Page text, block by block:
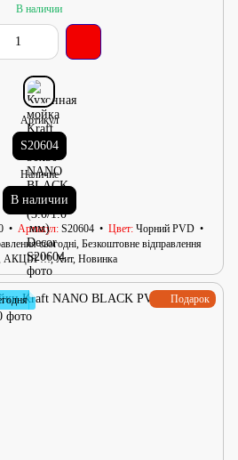
В наличии
Артикул
S20604
Наличие
В наличии
Артикул S20604 Цвет Чорний PVD
сьогодні, Безкоштовне відправлення
АКЦІЯ !!!, Хит, Новинка
Подарок